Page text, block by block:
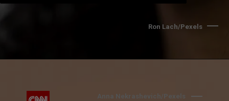
Ron Lach/Pexels
Anna Nekrashevich/Pexels